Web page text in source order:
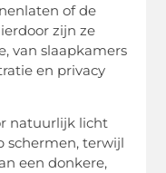
of de
zijn ze
van slaapkamers
en privacy
natuurlijk licht
schermen, terwijl
een donkere,